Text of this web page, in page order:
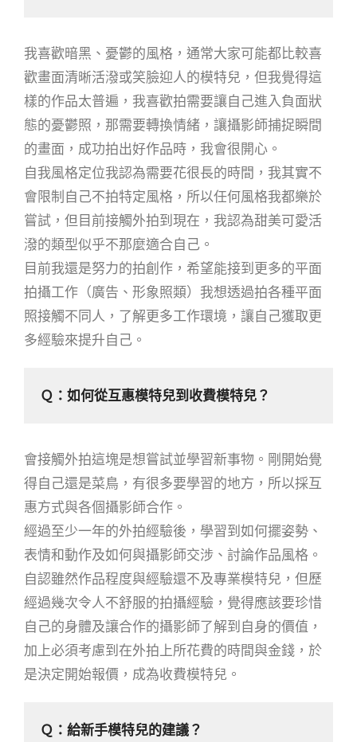
我喜歡暗黑、憂鬱的風格，通常大家可能都比較喜
歡畫面清晰活潑或笑臉迎人的模特兒，但我覺得這
樣的作品太普遍，我喜歡拍需要讓自己進入負面狀
態的憂鬱照，那需要轉換情緒，讓攝影師捕捉瞬間
的畫面，成功拍出好作品時，我會很開心。
自我風格定位我認為需要花很長的時間，我其實不
會限制自己不拍特定風格，所以任何風格我都樂於
嘗試，但目前接觸外拍到現在，我認為甜美可愛活
潑的類型似乎不那麼適合自己。
目前我還是努力的拍創作，希望能接到更多的平面
拍攝工作（廣告、形象照類）我想透過拍各種平面
照接觸不同人，了解更多工作環境，讓自己獲取更
多經驗來提升自己。
Ｑ：如何從互惠模特兒到收費模特兒？
會接觸外拍這塊是想嘗試並學習新事物。剛開始覺
得自己還是菜鳥，有很多要學習的地方，所以採互
惠方式與各個攝影師合作。
經過至少一年的外拍經驗後，學習到如何擺姿勢、
表情和動作及如何與攝影師交涉、討論作品風格。
自認雖然作品程度與經驗還不及專業模特兒，但歷
經過幾次令人不舒服的拍攝經驗，覺得應該要珍惜
自己的身體及讓合作的攝影師了解到自身的價值，
加上必須考慮到在外拍上所花費的時間與金錢，於
是決定開始報價，成為收費模特兒。
Ｑ：給新手模特兒的建議？